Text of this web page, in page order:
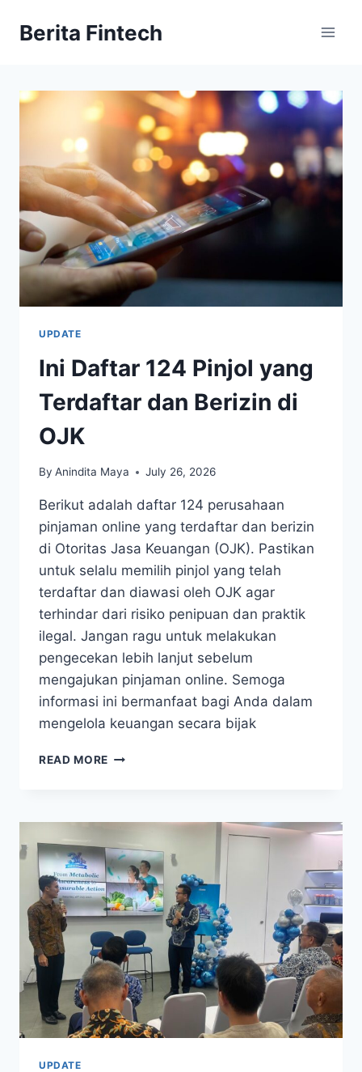
Berita Fintech
UPDATE
Ini Daftar 124 Pinjol yang
Terdaftar dan Berizin di
OJK
By Anindita Maya July 26, 2026
Berikut adalah daftar 124 perusahaan
pinjaman online yang terdaftar dan berizin
di Otoritas Jasa Keuangan (OJK). Pastikan
untuk selalu memilih pinjol yang telah
terdaftar dan diawasi oleh OJK agar
terhindar dari risiko penipuan dan praktik
ilegal. Jangan ragu untuk melakukan
pengecekan lebih lanjut sebelum
mengajukan pinjaman online. Semoga
informasi ini bermanfaat bagi Anda dalam
mengelola keuangan secara bijak
READ MORE INI
YANG
DAN
BERIZIN
DI
OJK
UPDATE